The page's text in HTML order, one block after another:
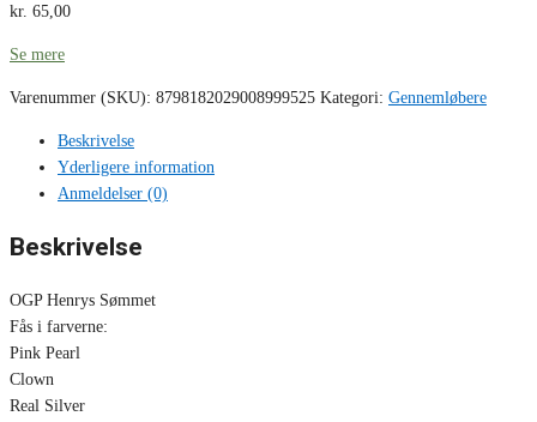
kr. 65,00
Se mere
Varenummer (SKU): 8798182029008999525 Kategori: Gennemløbere
Beskrivelse
Yderligere information
Anmeldelser (0)
Beskrivelse
OGP Henrys Sømmet
Fås i farverne:
Pink Pearl
Clown
Real Silver